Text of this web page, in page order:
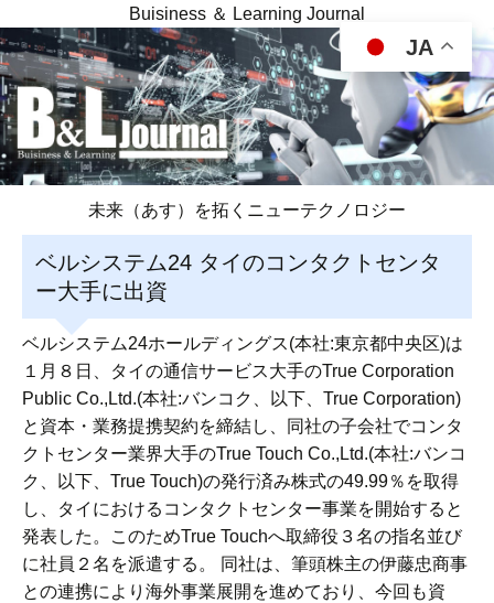
Buisiness ＆ Learning Journal
未来（あす）を拓くニューテクノロジー
ベルシステム24 タイのコンタクトセンタ
ー大手に出資
ベルシステム24ホールディングス(本社:東京都中央区)は
１月８日、タイの通信サービス大手のTrue Corporation
Public Co.,Ltd.(本社:バンコク、以下、True Corporation)
と資本・業務提携契約を締結し、同社の子会社でコンタ
クトセンター業界大手のTrue Touch Co.,Ltd.(本社:バンコ
ク、以下、True Touch)の発行済み株式の49.99％を取得
し、タイにおけるコンタクトセンター事業を開始すると
発表した。このためTrue Touchへ取締役３名の指名並び
に社員２名を派遣する。 同社は、筆頭株主の伊藤忠商事
との連携により海外事業展開を進めており、今回も資
JA